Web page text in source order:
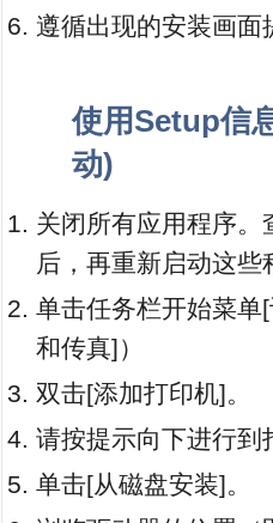
遵循出现的安装画面
使用Setup信
动)
关闭所有应用程序
后，再重新启动这些
单击任务栏开始菜单
和传真]）
双击[添加打印机]。
请按提示向下进行到
单击[从磁盘安装]。